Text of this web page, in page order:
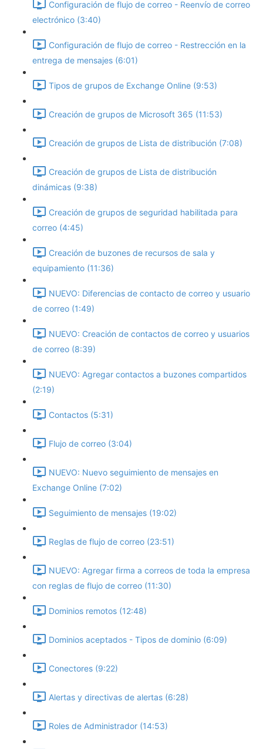
Configuración de flujo de correo - Reenvío de correo
electrónico (3:40)
Configuración de flujo de correo - Restrección en la
entrega de mensajes (6:01)
Tipos de grupos de Exchange Online (9:53)
Creación de grupos de Microsoft 365 (11:53)
Creación de grupos de Lista de distribución (7:08)
Creación de grupos de Lista de distribución
dinámicas (9:38)
Creación de grupos de seguridad habilitada para
correo (4:45)
Creación de buzones de recursos de sala y
equipamiento (11:36)
NUEVO: Diferencias de contacto de correo y usuario
de correo (1:49)
NUEVO: Creación de contactos de correo y usuarios
de correo (8:39)
NUEVO: Agregar contactos a buzones compartidos
(2:19)
Contactos (5:31)
Flujo de correo (3:04)
NUEVO: Nuevo seguimiento de mensajes en
Exchange Online (7:02)
Seguimiento de mensajes (19:02)
Reglas de flujo de correo (23:51)
NUEVO: Agregar firma a correos de toda la empresa
con reglas de flujo de correo (11:30)
Dominios remotos (12:48)
Dominios aceptados - Tipos de dominio (6:09)
Conectores (9:22)
Alertas y directivas de alertas (6:28)
Roles de Administrador (14:53)